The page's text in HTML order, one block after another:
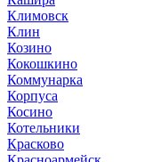
Климовск
Клин
Козино
Кокошкино
Коммунарка
Корпуса
Косино
Котельники
Красково